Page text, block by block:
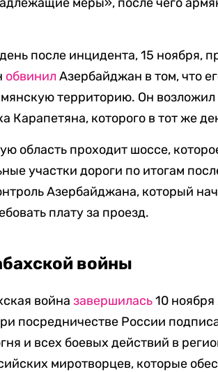
после инцидента, 15 ноября,
обвинил Азербайджан в том, что
территорию. Он
Карапетяна, которого в тот же
область проходит шоссе,
участки дороги по итогам
Азербайджана, который
плату за проезд.
войны
война завершилась10
посредничестве России
и всех боевых действий в
миротворцев, которые